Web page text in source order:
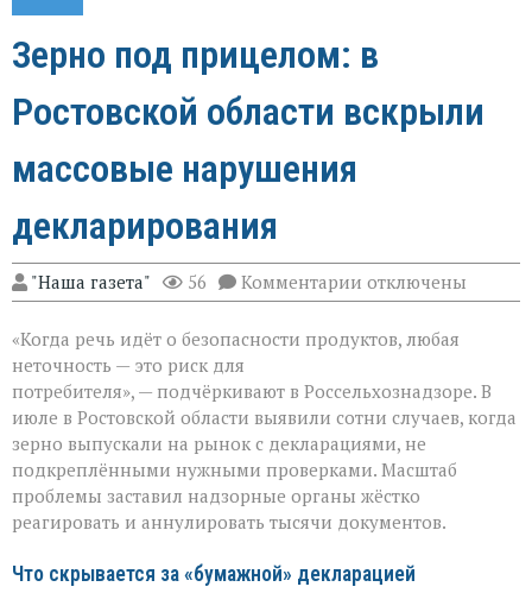
Зерно под прицелом: в
Ростовской области вскрыли
массовые нарушения
декларирования
"Наша газета" 56 Комментарии к
записи
под
Ростовской
области
вскрыли
массовые
нарушения
декларирования
отключены
«Когда речь идёт о безопасности продуктов, любая
неточность — это риск для
потребителя», — подчёркивают в Россельхознадзоре. В
июле в Ростовской области выявили сотни случаев, когда
зерно выпускали на рынок с декларациями, не
подкреплёнными нужными проверками. Масштаб
проблемы заставил надзорные органы жёстко
реагировать и аннулировать тысячи документов.
Что скрывается за «бумажной» декларацией